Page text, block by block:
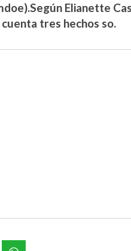
Elianette
tres hechos so.